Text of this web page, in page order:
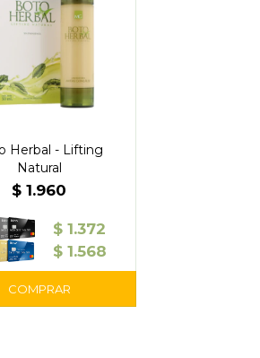
Herbal - Lifting
Natural
$ 1.960
$ 1.372
$ 1.568